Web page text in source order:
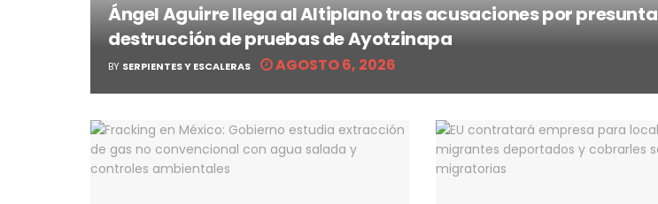
Ángel Aguirre llega al Altiplano tras acusaciones por presunta
destrucción de pruebas de Ayotzinapa
BY SERPIENTES Y ESCALERAS AGOSTO 6, 2026